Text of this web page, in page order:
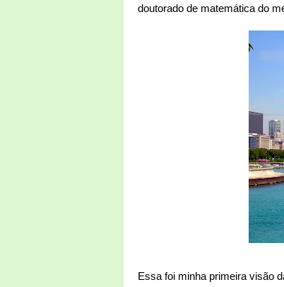
doutorado de matemática do
Essa foi minha primeira visão